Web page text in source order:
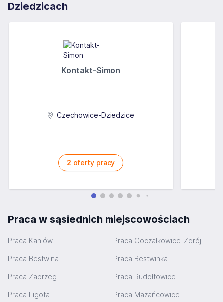
Dziedzicach
Kontakt-Simon
Czechowice-Dziedzice
2 oferty pracy
Praca w sąsiednich miejscowościach
Praca Kaniów Praca Goczałkowice-Zdrój
Praca Bestwina Praca Bestwinka
Praca Zabrzeg Praca Rudołtowice
Praca Ligota Praca Mazańcowice